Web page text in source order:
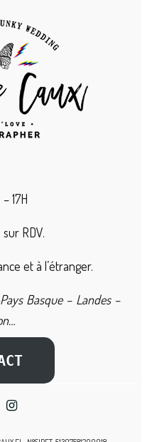
17H
RDV.
et à l’étranger.
Basque – Landes –